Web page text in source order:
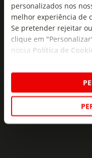
personalizados nos
melhor experiência de
Se pretender rejeitar
clique em
nossa Política de
As novidades
seu e-mail!
Subscreva e
mail